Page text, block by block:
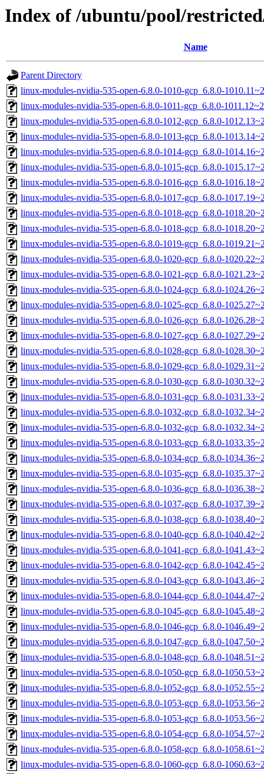
Index of /ubuntu/pool/
Name
Parent Directory
linux-modules-nvidia-535-open-6.8.0-1010-gcp_6.8.0-
linux-modules-nvidia-535-open-6.8.0-1011-gcp_6.8.0-
linux-modules-nvidia-535-open-6.8.0-1012-gcp_6.8.0-
linux-modules-nvidia-535-open-6.8.0-1013-gcp_6.8.0-
linux-modules-nvidia-535-open-6.8.0-1014-gcp_6.8.0-
linux-modules-nvidia-535-open-6.8.0-1015-gcp_6.8.0-
linux-modules-nvidia-535-open-6.8.0-1016-gcp_6.8.0-
linux-modules-nvidia-535-open-6.8.0-1017-gcp_6.8.0-
linux-modules-nvidia-535-open-6.8.0-1018-gcp_6.8.0-
linux-modules-nvidia-535-open-6.8.0-1018-gcp_6.8.0-
linux-modules-nvidia-535-open-6.8.0-1019-gcp_6.8.0-
linux-modules-nvidia-535-open-6.8.0-1020-gcp_6.8.0-
linux-modules-nvidia-535-open-6.8.0-1021-gcp_6.8.0-
linux-modules-nvidia-535-open-6.8.0-1024-gcp_6.8.0-
linux-modules-nvidia-535-open-6.8.0-1025-gcp_6.8.0-
linux-modules-nvidia-535-open-6.8.0-1026-gcp_6.8.0-
linux-modules-nvidia-535-open-6.8.0-1027-gcp_6.8.0-
linux-modules-nvidia-535-open-6.8.0-1028-gcp_6.8.0-
linux-modules-nvidia-535-open-6.8.0-1029-gcp_6.8.0-
linux-modules-nvidia-535-open-6.8.0-1030-gcp_6.8.0-
linux-modules-nvidia-535-open-6.8.0-1031-gcp_6.8.0-
linux-modules-nvidia-535-open-6.8.0-1032-gcp_6.8.0-
linux-modules-nvidia-535-open-6.8.0-1032-gcp_6.8.0-
linux-modules-nvidia-535-open-6.8.0-1033-gcp_6.8.0-
linux-modules-nvidia-535-open-6.8.0-1034-gcp_6.8.0-
linux-modules-nvidia-535-open-6.8.0-1035-gcp_6.8.0-
linux-modules-nvidia-535-open-6.8.0-1036-gcp_6.8.0-
linux-modules-nvidia-535-open-6.8.0-1037-gcp_6.8.0-
linux-modules-nvidia-535-open-6.8.0-1038-gcp_6.8.0-
linux-modules-nvidia-535-open-6.8.0-1040-gcp_6.8.0-
linux-modules-nvidia-535-open-6.8.0-1041-gcp_6.8.0-
linux-modules-nvidia-535-open-6.8.0-1042-gcp_6.8.0-
linux-modules-nvidia-535-open-6.8.0-1043-gcp_6.8.0-
linux-modules-nvidia-535-open-6.8.0-1044-gcp_6.8.0-
linux-modules-nvidia-535-open-6.8.0-1045-gcp_6.8.0-
linux-modules-nvidia-535-open-6.8.0-1046-gcp_6.8.0-
linux-modules-nvidia-535-open-6.8.0-1047-gcp_6.8.0-
linux-modules-nvidia-535-open-6.8.0-1048-gcp_6.8.0-
linux-modules-nvidia-535-open-6.8.0-1050-gcp_6.8.0-
linux-modules-nvidia-535-open-6.8.0-1052-gcp_6.8.0-
linux-modules-nvidia-535-open-6.8.0-1053-gcp_6.8.0-
linux-modules-nvidia-535-open-6.8.0-1053-gcp_6.8.0-
linux-modules-nvidia-535-open-6.8.0-1054-gcp_6.8.0-
linux-modules-nvidia-535-open-6.8.0-1058-gcp_6.8.0-
linux-modules-nvidia-535-open-6.8.0-1060-gcp_6.8.0-